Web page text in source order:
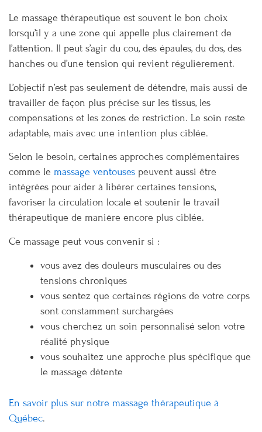
Le massage thérapeutique est souvent le bon choix
lorsqu’il y a une zone qui appelle plus clairement de
l’attention. Il peut s’agir du cou, des épaules, du dos, des
hanches ou d’une tension qui revient régulièrement.
L’objectif n’est pas seulement de détendre, mais aussi de
travailler de façon plus précise sur les tissus, les
compensations et les zones de restriction. Le soin reste
adaptable, mais avec une intention plus ciblée.
Selon le besoin, certaines approches complémentaires
comme le massage ventousespeuvent aussi être
intégrées pour aider à libérer certaines tensions,
favoriser la circulation locale et soutenir le travail
thérapeutique de manière encore plus ciblée.
Ce massage peut vous convenir si :
vous avez des douleurs musculaires ou des
tensions chroniques
vous sentez que certaines régions de votre corps
sont constamment surchargées
vous cherchez un soin personnalisé selon votre
réalité physique
vous souhaitez une approche plus spécifique que
le massage détente
En savoir plus sur notre massage thérapeutique à
Québec.